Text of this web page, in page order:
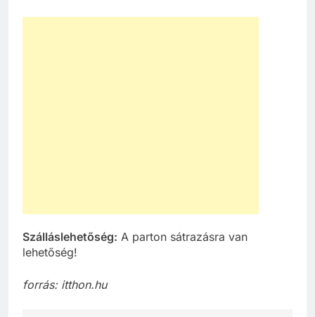
Szálláslehetőség: A parton sátrazásra van
lehetőség!
forrás: itthon.hu